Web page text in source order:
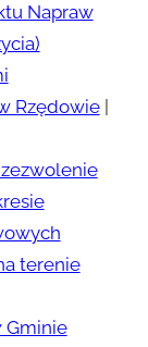
Napraw
Rzędowie|
terenie
Gminie